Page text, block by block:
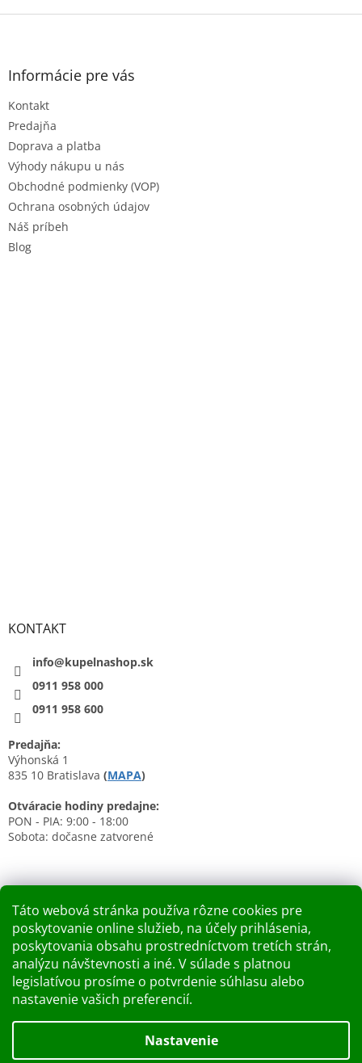
Táto webová stránka používa rôzne cookies pre
poskytovanie online služieb, na účely prihlásenia,
poskytovania obsahu prostredníctvom tretích strán,
analýzu návštevnosti a iné. V súlade s platnou
legislatívou prosíme o potvrdenie súhlasu alebo
nastavenie vašich preferencií.
Nastavenie
v
Z
Informácie pre vás
Kontakt
Predajňa
Doprava a platba
Výhody nákupu u nás
Obchodné podmienky (VOP)
Ochrana osobných údajov
Náš príbeh
Blog
KONTAKT
info@kupelnashop.sk
0911 958 000
0911 958 600
Predajňa:
Výhonská 1
835 10 Bratislava (MAPA)
Otváracie hodiny predajne:
PON - PIA: 9:00 - 18:00
Sobota: dočasne zatvorené
Nákupný košík
0KS / 0 €